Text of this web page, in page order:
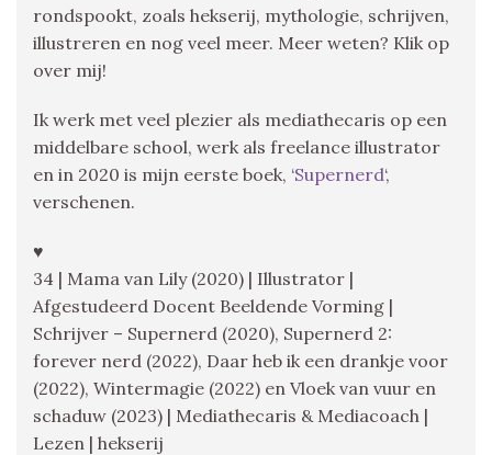
rondspookt, zoals hekserij, mythologie, schrijven,
illustreren en nog veel meer. Meer weten? Klik op
over mij!
Ik werk met veel plezier als mediathecaris op een
middelbare school, werk als freelance illustrator
en in 2020 is mijn eerste boek, ‘Supernerd‘,
verschenen.
♥
34 | Mama van Lily (2020) | Illustrator |
Afgestudeerd Docent Beeldende Vorming |
Schrijver – Supernerd (2020), Supernerd 2:
forever nerd (2022), Daar heb ik een drankje voor
(2022), Wintermagie (2022) en Vloek van vuur en
schaduw (2023) | Mediathecaris & Mediacoach |
Lezen | hekserij